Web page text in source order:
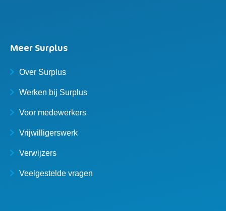
Meer Surplus
Over Surplus
Werken bij Surplus
Voor medewerkers
Vrijwilligerswerk
Verwijzers
Veelgestelde vragen